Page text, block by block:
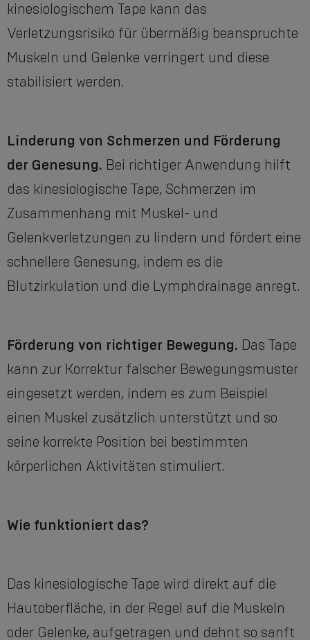
kinesiologischem Tape kann das
Verletzungsrisiko für übermäßig beanspruchte
Muskeln und Gelenke verringert und diese
stabilisiert werden.
Linderung von Schmerzen und Förderung
der Genesung. Bei richtiger Anwendung hilft
das kinesiologische Tape, Schmerzen im
Zusammenhang mit Muskel- und
Gelenkverletzungen zu lindern und fördert eine
schnellere Genesung, indem es die
Blutzirkulation und die Lymphdrainage anregt.
Förderung von richtiger Bewegung. Das Tape
kann zur Korrektur falscher Bewegungsmuster
eingesetzt werden, indem es zum Beispiel
einen Muskel zusätzlich unterstützt und so
seine korrekte Position bei bestimmten
körperlichen Aktivitäten stimuliert.
Wie funktioniert das?
Das kinesiologische Tape wird direkt auf die
Hautoberfläche, in der Regel auf die Muskeln
oder Gelenke, aufgetragen und dehnt so sanft